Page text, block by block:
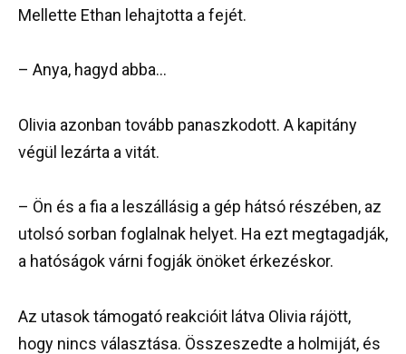
Mellette Ethan lehajtotta a fejét.
– Anya, hagyd abba…
Olivia azonban tovább panaszkodott. A kapitány
végül lezárta a vitát.
– Ön és a fia a leszállásig a gép hátsó részében, az
utolsó sorban foglalnak helyet. Ha ezt megtagadják,
a hatóságok várni fogják önöket érkezéskor.
Az utasok támogató reakcióit látva Olivia rájött,
hogy nincs választása. Összeszedte a holmiját, és